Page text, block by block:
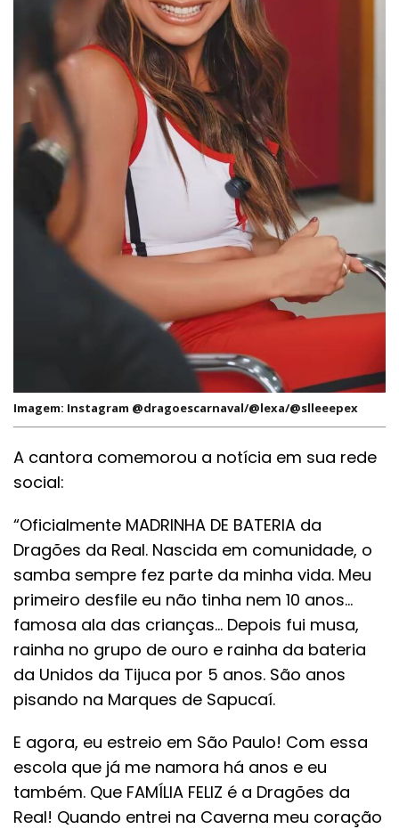
Imagem: Instagram @dragoescarnaval/@lexa/@slleeepex
A cantora comemorou a notícia em sua rede
social:
“Oficialmente MADRINHA DE BATERIA da
Dragões da Real. Nascida em comunidade, o
samba sempre fez parte da minha vida. Meu
primeiro desfile eu não tinha nem 10 anos…
famosa ala das crianças… Depois fui musa,
rainha no grupo de ouro e rainha da bateria
da Unidos da Tijuca por 5 anos. São anos
pisando na Marques de Sapucaí.
E agora, eu estreio em São Paulo! Com essa
escola que já me namora há anos e eu
também. Que FAMÍLIA FELIZ é a Dragões da
Real! Quando entrei na Caverna meu coração